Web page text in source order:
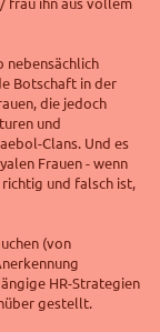
nebensächlich
Botschaft in der
die jedoch
und
Clans. Und es
Frauen - wenn
und falsch ist,
(von
HR-Strategien
gestellt.